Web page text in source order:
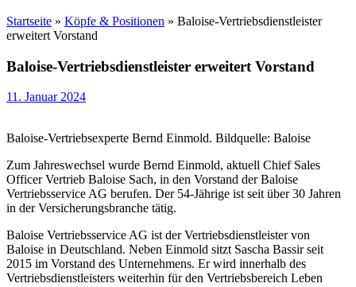
Startseite » Köpfe & Positionen » Baloise-Vertriebsdienstleister
erweitert Vorstand
Baloise-Vertriebsdienstleister erweitert Vorstand
11. Januar 2024
Baloise-Vertriebsexperte Bernd Einmold. Bildquelle: Baloise
Zum Jahreswechsel wurde Bernd Einmold, aktuell Chief Sales
Officer Vertrieb Baloise Sach, in den Vorstand der Baloise
Vertriebsservice AG berufen. Der 54-Jährige ist seit über 30 Jahren
in der Versicherungsbranche tätig.
Baloise Vertriebsservice AG ist der Vertriebsdienstleister von
Baloise in Deutschland. Neben Einmold sitzt Sascha Bassir seit
2015 im Vorstand des Unternehmens. Er wird innerhalb des
Vertriebsdienstleisters weiterhin für den Vertriebsbereich Leben